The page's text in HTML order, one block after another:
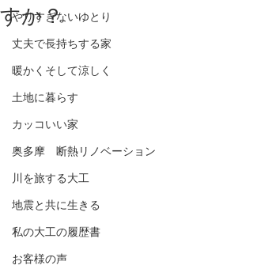
やりすぎないゆとり
丈夫で長持ちする家
暖かくそして涼しく
土地に暮らす
カッコいい家
奥多摩 断熱リノベーション
川を旅する大工
地震と共に生きる
私の大工の履歴書
お客様の声
すか？